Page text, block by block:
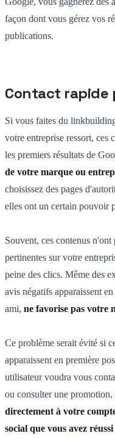
façon dont vous gérez vos
publications.
Contact
Si vous faites du
votre entreprise ressort, ces
les premiers résultats de
de votre marque ou
choisissez des pages
elles ont un certain pouvoir
Souvent, ces contenus
pertinentes sur votre
peine des clics. Même des
avis négatifs apparaissent
ami, ne favorise pas votre
Ce problème serait évité si
apparaissent en première
utilisateur voudra vous
ou consulter une
directement à votre
social que vous avez